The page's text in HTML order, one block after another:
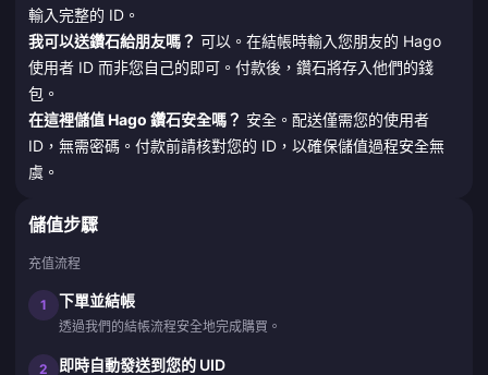
輸入完整的 ID。
我可以送鑽石給朋友嗎？ 可以。在結帳時輸入您朋友的 Hago
使用者 ID 而非您自己的即可。付款後，鑽石將存入他們的錢
包。
在這裡儲值 Hago 鑽石安全嗎？ 安全。配送僅需您的使用者
ID，無需密碼。付款前請核對您的 ID，以確保儲值過程安全無
虞。
儲值步驟
充值流程
1 下單並結帳
透過我們的結帳流程安全地完成購買。
2 即時自動發送到您的 UID